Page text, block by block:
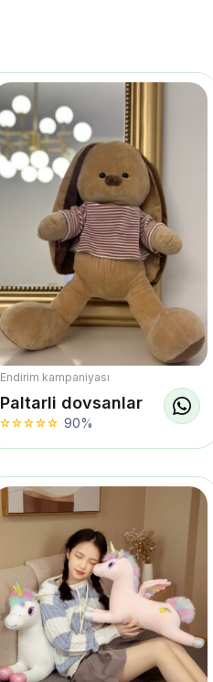
Endirim kampaniyası
Paltarli dovsanlar
90%